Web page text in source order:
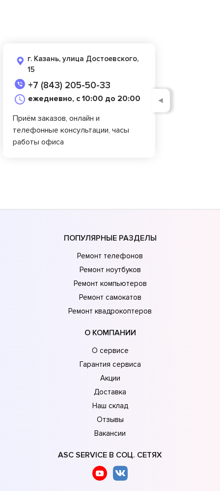
г. Казань, улица Достоевского,
15
+7 (843) 205-50-33
ежедневно, с 10:00 до 20:00
Приём заказов, онлайн и
телефонные консультации, часы
работы офиса
◄
ПОПУЛЯРНЫЕ РАЗДЕЛЫ
Ремонт телефонов
Ремонт ноутбуков
Ремонт компьютеров
Ремонт самокатов
Ремонт квадрокоптеров
О КОМПАНИИ
О сервисе
Гарантия сервиса
Акции
Доставка
Наш склад
Отзывы
Вакансии
ASC SERVICE В СОЦ. СЕТЯХ